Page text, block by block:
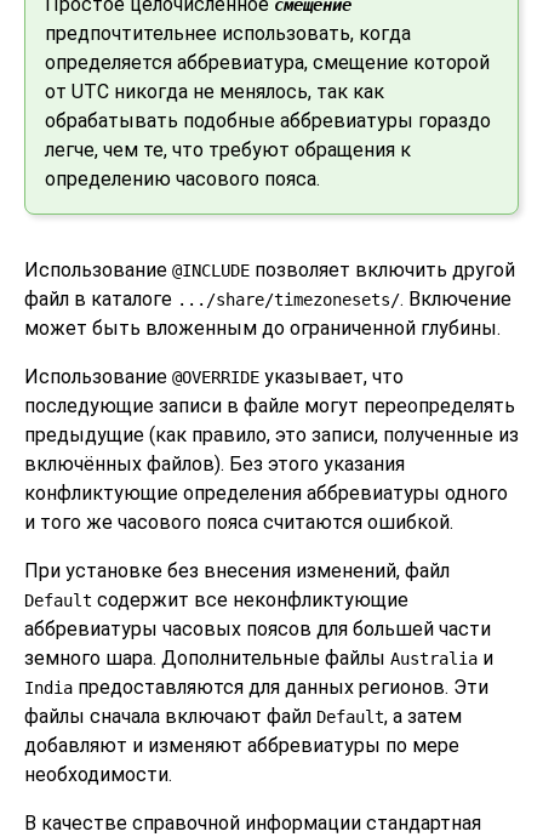
Простое целочисленное смещение
предпочтительнее использовать, когда
определяется аббревиатура, смещение которой
от UTC никогда не менялось, так как
обрабатывать подобные аббревиатуры гораздо
легче, чем те, что требуют обращения к
определению часового пояса.
Использование @INCLUDE позволяет включить другой
файл в каталоге .../share/timezonesets/. Включение
может быть вложенным до ограниченной глубины.
Использование @OVERRIDE указывает, что
последующие записи в файле могут переопределять
предыдущие (как правило, это записи, полученные из
включённых файлов). Без этого указания
конфликтующие определения аббревиатуры одного
и того же часового пояса считаются ошибкой.
При установке без внесения изменений, файл
Default содержит все неконфликтующие
аббревиатуры часовых поясов для большей части
земного шара. Дополнительные файлы Australia и
India предоставляются для данных регионов. Эти
файлы сначала включают файл Default, а затем
добавляют и изменяют аббревиатуры по мере
необходимости.
В качестве справочной информации стандартная